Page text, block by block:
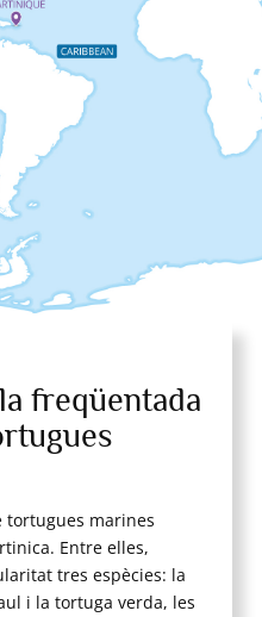
per
freqüentada
tortugues marines
Entre elles,
tres espècies: la
i la tortuga verda, les